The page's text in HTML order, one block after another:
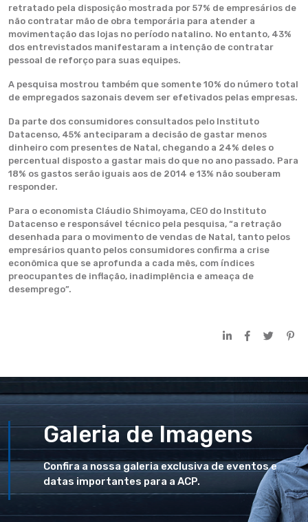
retratado pela disposição mostrada por 57% de empresários de
não contratar mão de obra temporária para atender a
movimentação das lojas no período natalino. No entanto, 43%
dos entrevistados manifestaram a intenção de contratar
pessoal de reforço para suas equipes.
A pesquisa mostrou também que somente 10% do número total
de empregados sazonais devem ser efetivados pelas empresas.
Da parte dos consumidores consultados pelo Instituto
Datacenso, 45% anteciparam a decisão de gastar menos
dinheiro com presentes de Natal, chegando a 24% deles o
percentual disposto a gastar mais do que no ano passado. Para
18% os gastos serão iguais aos de 2014 e 13% não souberam
responder.
Para o economista Cláudio Shimoyama, CEO do Instituto
Datacenso e responsável técnico pela pesquisa, “a retração
desenhada para o movimento de vendas de Natal, tanto pelos
empresários quanto pelos consumidores confirma a crise
econômica que se aprofunda a cada mês, com índices
preocupantes de inflação, inadimplência e ameaça de
desemprego”.
Galeria de Imagens
Confira a nossa galeria exclusiva de eventos e
datas importantes para a ACP.